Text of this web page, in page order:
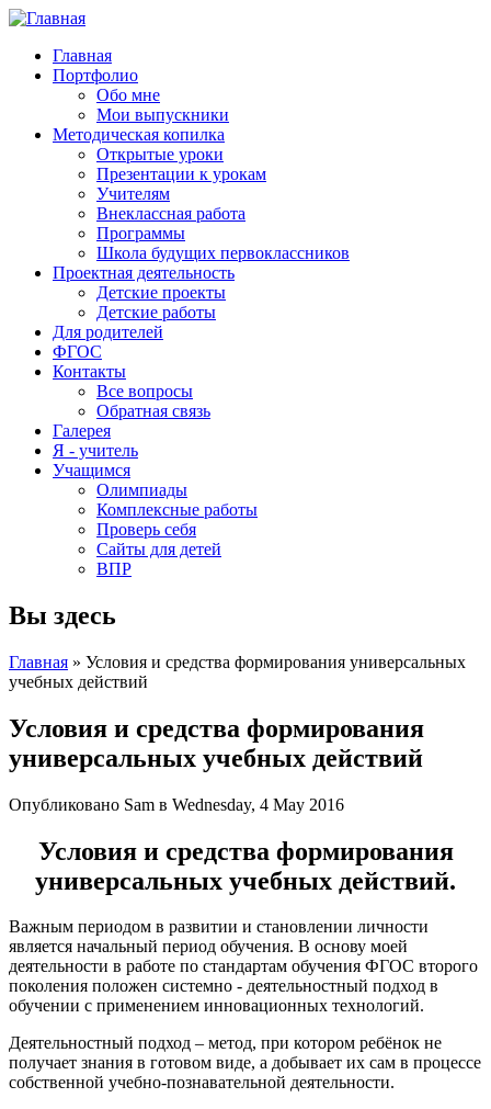
Главная
Портфолио
Обо мне
Мои выпускники
Методическая копилка
Открытые уроки
Презентации к урокам
Учителям
Внеклассная работа
Программы
Школа будущих первоклассников
Проектная деятельность
Детские проекты
Детские работы
Для родителей
ФГОС
Контакты
Все вопросы
Обратная связь
Галерея
Я - учитель
Учащимся
Олимпиады
Комплексные работы
Проверь себя
Сайты для детей
ВПР
Вы здесь
Главная » Условия и средства формирования универсальных
учебных действий
Условия и средства формирования
универсальных учебных действий
Опубликовано Sam в Wednesday, 4 May 2016
Условия и средства формирования
универсальных учебных действий.
Важным периодом в развитии и становлении личности
является начальный период обучения. В основу моей
деятельности в работе по стандартам обучения ФГОС второго
поколения положен системно - деятельностный подход в
обучении с применением инновационных технологий.
Деятельностный подход – метод, при котором ребёнок не
получает знания в готовом виде, а добывает их сам в процессе
собственной учебно-познавательной деятельности.